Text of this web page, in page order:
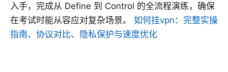
入手，完成从 Define 到 Control 的全流程演练，确保
在考试时能从容应对复杂场景。 如何挂vpn：完整实操
指南、协议对比、隐私保护与速度优化